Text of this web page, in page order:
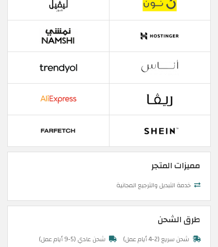
مميزات المتجر
خدمة التبديل والترجيع المجانية
طرق الشحن
شحن سريع (2-4 أيام عمل) شحن عادي (5-9 أيام عمل)